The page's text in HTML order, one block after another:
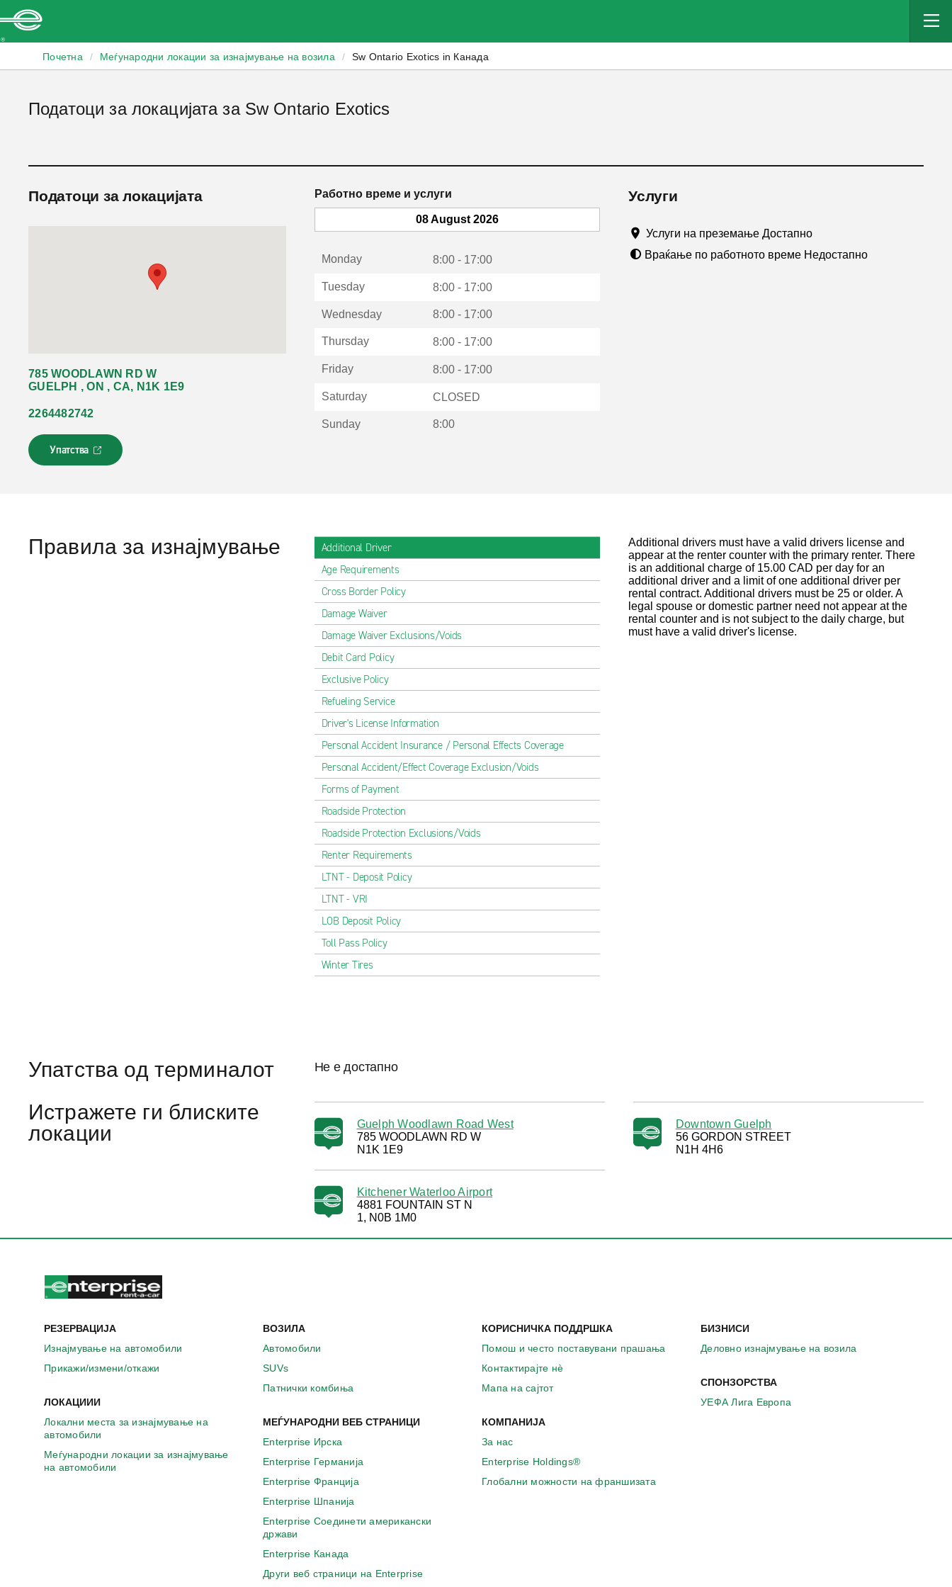
Почетна / Меѓународни локации за изнајмување на возила / Sw Ontario Exotics in Канада
Податоци за локацијата за Sw Ontario Exotics
Податоци за локацијата
785 WOODLAWN RD W
GUELPH , ON , CA, N1K 1E9
2264482742
Упатства
Л
и
е
Работно време и услуги
08 August 2026
Monday 8:00 - 17:00
Tuesday 8:00 - 17:00
Wednesday 8:00 - 17:00
Thursday 8:00 - 17:00
Friday 8:00 - 17:00
Saturday CLOSED
Sunday 8:00
Услуги
Услуги на преземање Достапно
Враќање по работното време Недостапно
Правила за изнајмување
Additional Driver
Age Requirements
Cross Border Policy
Damage Waiver
Damage Waiver Exclusions/Voids
Debit Card Policy
Exclusive Policy
Refueling Service
Driver's License Information
Personal Accident Insurance / Personal Effects Coverage
Personal Accident/Effect Coverage Exclusion/Voids
Forms of Payment
Roadside Protection
Roadside Protection Exclusions/Voids
Renter Requirements
LTNT - Deposit Policy
LTNT - VRI
LOB Deposit Policy
Toll Pass Policy
Winter Tires
Additional drivers must have a valid drivers license and
appear at the renter counter with the primary renter. There
is an additional charge of 15.00 CAD per day for an
additional driver and a limit of one additional driver per
rental contract. Additional drivers must be 25 or older. A
legal spouse or domestic partner need not appear at the
rental counter and is not subject to the daily charge, but
must have a valid driver's license.
Упатства од терминалот Не е достапно
Истражете ги блиските
локации
Guelph Woodlawn Road West
785 WOODLAWN RD W
N1K 1E9
Downtown Guelph
56 GORDON STREET
N1H 4H6
Kitchener Waterloo Airport
4881 FOUNTAIN ST N
1, N0B 1M0
РЕЗЕРВАЦИЈА
Изнајмување на автомобили
Прикажи/измени/откажи
ЛОКАЦИИИ
Локални места за изнајмување на
автомобили
Меѓународни локации за изнајмување
на автомобили
ВОЗИЛА
Автомобили
SUVs
Патнички комбиња
МЕЃУНАРОДНИ ВЕБ СТРАНИЦИ
Enterprise Ирска
Enterprise Германија
Enterprise Франција
Enterprise Шпанија
Enterprise Соединети американски
држави
Enterprise Канада
Други веб страници на Enterprise
КОРИСНИЧКА ПОДДРШКА
Помош и често поставувани прашања
Контактирајте нѐ
Мапа на сајтот
КОМПАНИЈА
За нас
Enterprise Holdings®
Глобални можности на франшизата
БИЗНИСИ
Деловно изнајмување на возила
СПОНЗОРСТВА
УЕФА Лига Европа